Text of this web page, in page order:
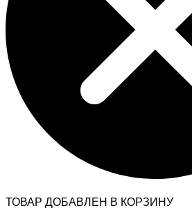
ТОВАР ДОБАВЛЕН В КОРЗИНУ